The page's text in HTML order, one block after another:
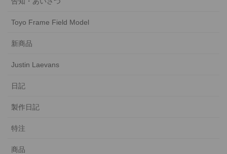
Toyo Frame Field Model
新商品
Justin Laevans
日記
製作日記
特注
商品